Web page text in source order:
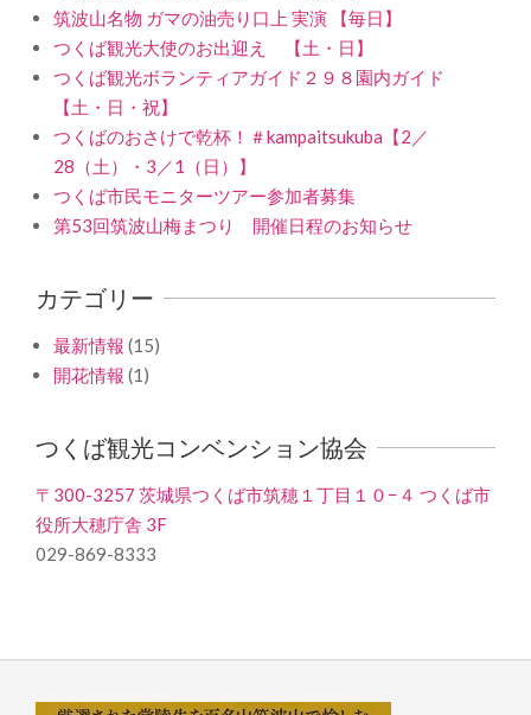
筑波山名物 ガマの油売り口上 実演 【毎日】
つくば観光大使のお出迎え 【土・日】
つくば観光ボランティアガイド２９８園内ガイド
【土・日・祝】
つくばのおさけで乾杯！＃kampaitsukuba【2／
28（土）・3／1（日）】
つくば市民モニターツアー参加者募集
第53回筑波山梅まつり 開催日程のお知らせ
カテゴリー
最新情報 (15)
開花情報 (1)
つくば観光コンベンション協会
〒300-3257 茨城県つくば市筑穂１丁目１０−４ つくば市
役所大穂庁舎 3F
029-869-8333